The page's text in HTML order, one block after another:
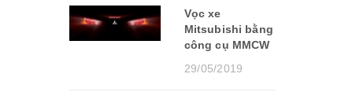
Vọc xe
Mitsubishi bằng
công cụ MMCW
29/05/2019